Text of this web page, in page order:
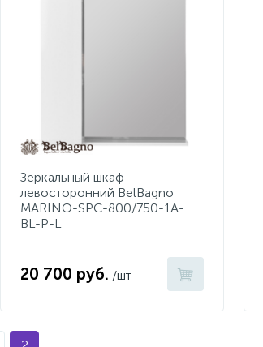
Зеркальный шкаф
левосторонний BelBagno
MARINO-SPC-800/750-1A-
BL-P-L
20 700 руб. /шт